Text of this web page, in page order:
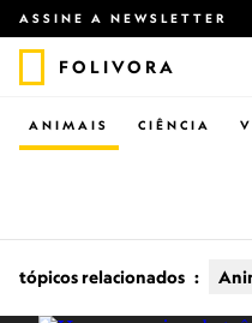
ASSINE A NEWSLETTER
FOLIVORA
CIÊNCIA
ANIMAIS
tópicos relacionados :